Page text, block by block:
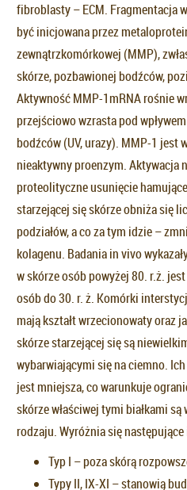
fibroblasty – ECM. Fragmentacja
być inicjowana przez
zewnątrzkomórkowej (MMP),
skórze, pozbawionej bodźców,
Aktywność MMP-1mRNA rośnie
przejściowo wzrasta pod
bodźców (UV, urazy). MMP-1 jest
nieaktywny proenzym. Aktywacja
proteolityczne usunięcie
starzejącej się skórze obniża się
podziałów, a co za tym idzie –
kolagenu. Badania in vivo
w skórze osób powyżej 80. r.ż.
osób do 30. r. ż. Komórki
mają kształt wrzecionowaty oraz
skórze starzejącej się są
wybarwiającymi się na ciemno.
jest mniejsza, co warunkuje
skórze właściwej tymi białkami
rodzaju. Wyróżnia się
Typ I – poza skórą
Typy II, IX-XI – stanowią